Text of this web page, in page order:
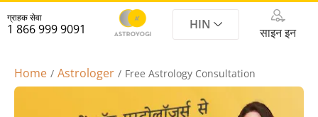
ग्राहक सेवा
1 866 999 9091 HIN
साइन इन
Home Astrologer Free Astrology Consultation